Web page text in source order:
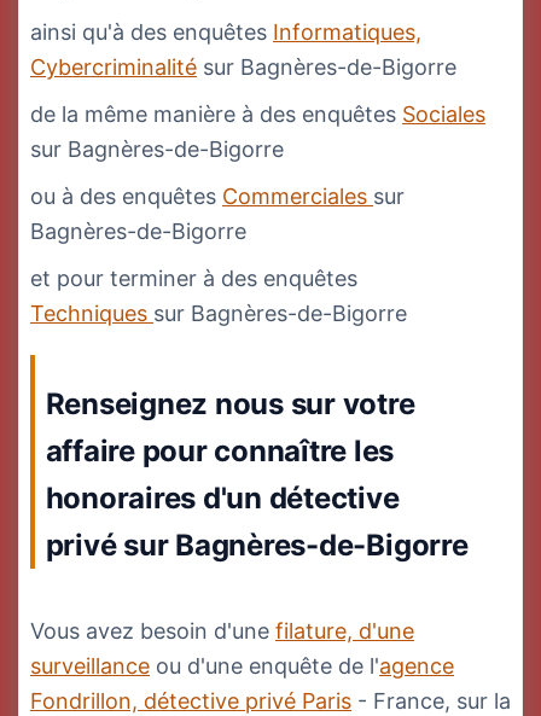
ainsi qu'à des enquêtes Informatiques,
Cybercriminalité sur Bagnères-de-Bigorre
de la même manière à des enquêtes Sociales
sur Bagnères-de-Bigorre
ou à des enquêtes Commerciales sur
Bagnères-de-Bigorre
et pour terminer à des enquêtes
Techniques sur Bagnères-de-Bigorre
Renseignez nous sur votre
affaire pour connaître les
honoraires d'un détective
privé sur Bagnères-de-Bigorre
Vous avez besoin d'une filature, d'une
surveillance ou d'une enquête de l'agence
Fondrillon, détective privé Paris - France, sur la